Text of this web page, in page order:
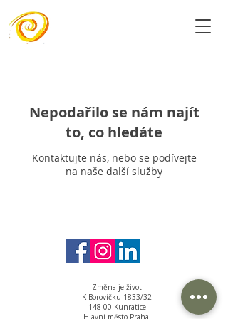
Nepodařilo se nám najít
to, co hledáte
Kontaktujte nás, nebo se podívejte
na naše další služby
Změna je život
K Borovíčku 1833/32
148 00 Kunratice
Hlavní město Praha